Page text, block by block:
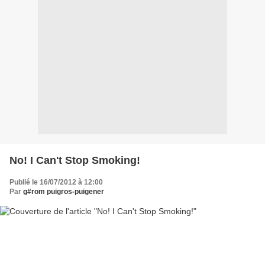
No! I Can't Stop Smoking!
Publié le 16/07/2012 à 12:00
Par g#rom puigros-puigener